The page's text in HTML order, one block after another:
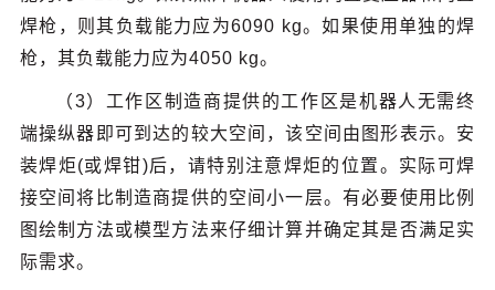
焊枪，则其负载能力应为6090 kg。如果使用单独的焊
枪，其负载能力应为4050 kg。
（3）工作区制造商提供的工作区是机器人无需终
端操纵器即可到达的较大空间，该空间由图形表示。安
装焊炬(或焊钳)后，请特别注意焊炬的位置。实际可焊
接空间将比制造商提供的空间小一层。有必要使用比例
图绘制方法或模型方法来仔细计算并确定其是否满足实
际需求。